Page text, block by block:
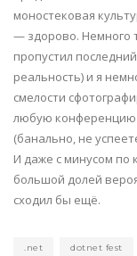
моностековая
— здорово. Немного
пропустил
реальность) и я
смелости
любую конференцию
(банально, не
И даже с минусом по
большой долей
сходил бы ещё.
.net dotnet fest